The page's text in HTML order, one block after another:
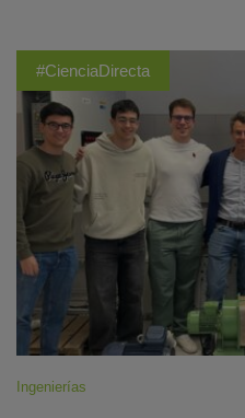
#CienciaDirecta
Ingenierías